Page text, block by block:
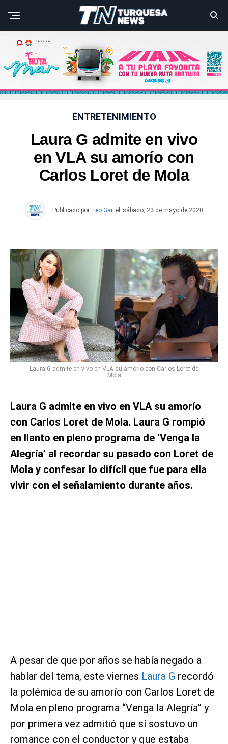
ENTRETENIMIENTO
Laura G admite en vivo
en VLA su amorío con
Carlos Loret de Mola
Publicado por Leo Gar el sábado, 23 de mayo de 2020
Laura G admite en vivo en VLA su amorío con Carlos Loret de
Mola
Laura G admite en vivo en VLA su amorío
con Carlos Loret de Mola. Laura G rompió
en llanto en pleno programa de ‘Venga la
Alegría’ al recordar su pasado con Loret de
Mola y confesar lo difícil que fue para ella
vivir con el señalamiento durante años.
A pesar de que por años se había negado a
hablar del tema, este viernes Laura G recordó
la polémica de su amorío con Carlos Loret de
Mola en pleno programa “Venga la Alegría” y
por primera vez admitió que sí sostuvo un
romance con el conductor y que estaba